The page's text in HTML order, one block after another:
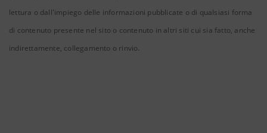
lettura o dall'impiego delle informazioni pubblicate o di qualsiasi forma
di contenuto presente nel sito o contenuto in altri siti cui sia fatto, anche
indirettamente, collegamento o rinvio.